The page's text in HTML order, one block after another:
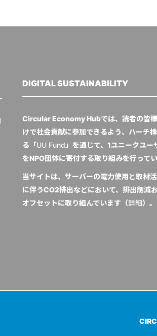
DIGITAL SUSTAINABILITY
Circular Economy Hubでは、読者の皆
けで社会貢献に参加できるよう、ハーチ
る「UU Fund」を通じて、1ユニークユー
をNPO団体に寄付する取り組みを行ってい
当サイトは、サーバーの電力使用と取材
に伴うCO2排出などにおいて、排出削減
オフセットに取り組んでいます（詳細）。